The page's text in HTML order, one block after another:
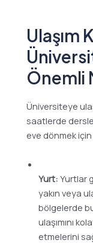
Ulaşım
Önemli
Üniversiteye
saatlerde
eve dönmek
Yurt: Yurtlar
yakın veya
bölgelerde
ulaşımını
etmelerini